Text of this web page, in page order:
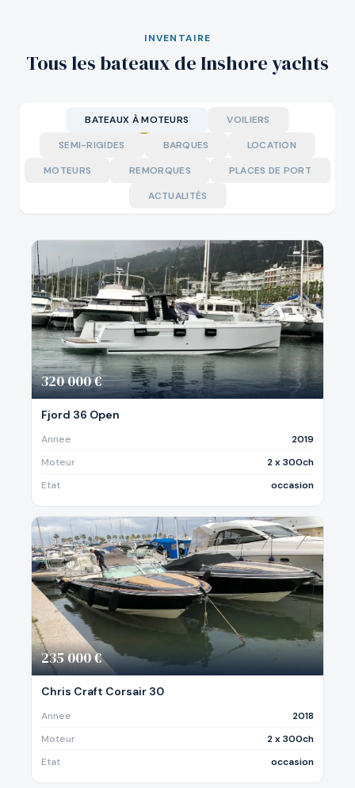
INVENTAIRE
Tous les bateaux de Inshore yachts
BATEAUX À MOTEURS
VOILIERS
SEMI-RIGIDES
BARQUES
LOCATION
MOTEURS
REMORQUES
PLACES DE PORT
ACTUALITÉS
320 000 €
Fjord 36 Open
Annee
2019
Moteur
2 x 300ch
Etat
occasion
235 000 €
Chris Craft Corsair 30
Annee
2018
Moteur
2 x 300ch
Etat
occasion